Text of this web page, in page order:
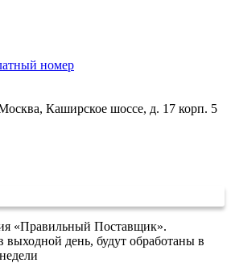
номер
Каширское шоссе, д. 17 корп. 5
«Правильный Поставщик».
день, будут обработаны в